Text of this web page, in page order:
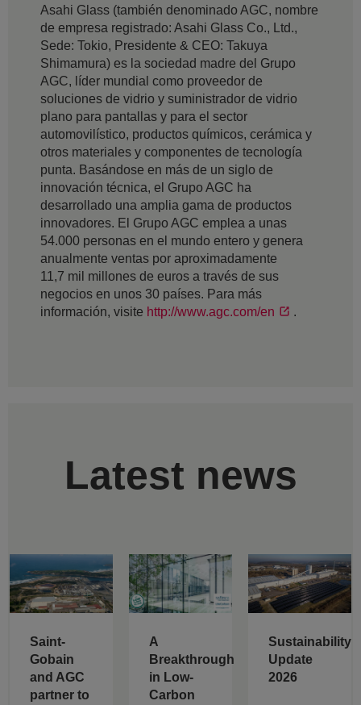
Asahi Glass (también denominado AGC, nombre
de empresa registrado: Asahi Glass Co., Ltd.,
Sede: Tokio, Presidente & CEO: Takuya
Shimamura) es la sociedad madre del Grupo
AGC, líder mundial como proveedor de
soluciones de vidrio y suministrador de vidrio
plano para pantallas y para el sector
automovilístico, productos químicos, cerámica y
otros materiales y componentes de tecnología
punta. Basándose en más de un siglo de
innovación técnica, el Grupo AGC ha
desarrollado una amplia gama de productos
innovadores. El Grupo AGC emplea a unas
54.000 personas en el mundo entero y genera
anualmente ventas por aproximadamente
11,7 mil millones de euros a través de sus
negocios en unos 30 países. Para más
información, visite http://www.agc.com/en .
Latest news
Saint-
Gobain
and AGC
partner to
A
Breakthrough
in Low-
Carbon
Sustainability
Update
2026